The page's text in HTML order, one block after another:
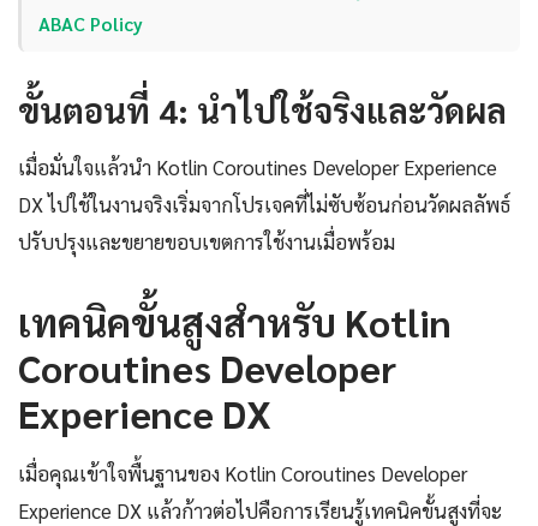
ABAC Policy
ขั้นตอนที่ 4: นำไปใช้จริงและวัดผล
เมื่อมั่นใจแล้วนำ Kotlin Coroutines Developer Experience
DX ไปใช้ในงานจริงเริ่มจากโปรเจคที่ไม่ซับซ้อนก่อนวัดผลลัพธ์
ปรับปรุงและขยายขอบเขตการใช้งานเมื่อพร้อม
เทคนิคขั้นสูงสำหรับ Kotlin
Coroutines Developer
Experience DX
เมื่อคุณเข้าใจพื้นฐานของ Kotlin Coroutines Developer
Experience DX แล้วก้าวต่อไปคือการเรียนรู้เทคนิคขั้นสูงที่จะ